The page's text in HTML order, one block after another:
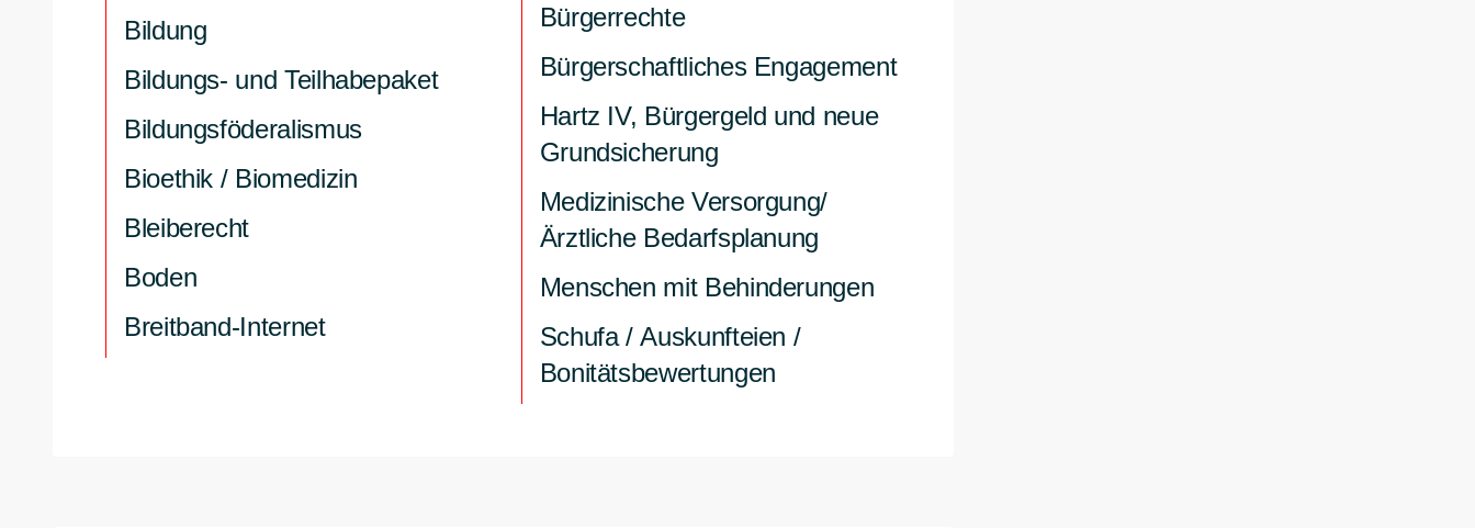
Bildung
Bildungs- und Teilhabepaket
Bildungsföderalismus
Bioethik / Biomedizin
Bleiberecht
Boden
Breitband-Internet
Bürgerrechte
Bürgerschaftliches Engagement
Hartz IV, Bürgergeld und neue
Grundsicherung
Medizinische Versorgung/
Ärztliche Bedarfsplanung
Menschen mit Behinderungen
Schufa / Auskunfteien /
Bonitätsbewertungen